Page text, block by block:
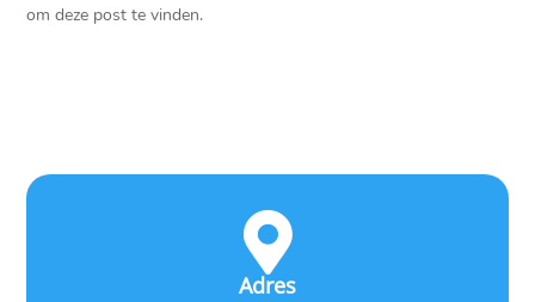
om deze post te vinden.

Adres